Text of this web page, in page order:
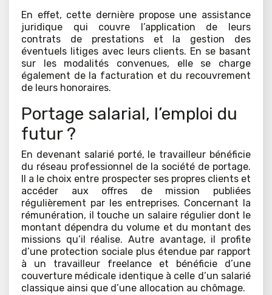
En effet, cette dernière propose une assistance
juridique qui couvre l’application de leurs
contrats de prestations et la gestion des
éventuels litiges avec leurs clients. En se basant
sur les modalités convenues, elle se charge
également de la facturation et du recouvrement
de leurs honoraires.
Portage salarial, l’emploi du
futur ?
En devenant salarié porté, le travailleur bénéficie
du réseau professionnel de la société de portage.
Il a le choix entre prospecter ses propres clients et
accéder aux offres de mission publiées
régulièrement par les entreprises. Concernant la
rémunération, il touche un salaire régulier dont le
montant dépendra du volume et du montant des
missions qu’il réalise. Autre avantage, il profite
d’une protection sociale plus étendue par rapport
à un travailleur freelance et bénéficie d’une
couverture médicale identique à celle d’un salarié
classique ainsi que d’une allocation au chômage.